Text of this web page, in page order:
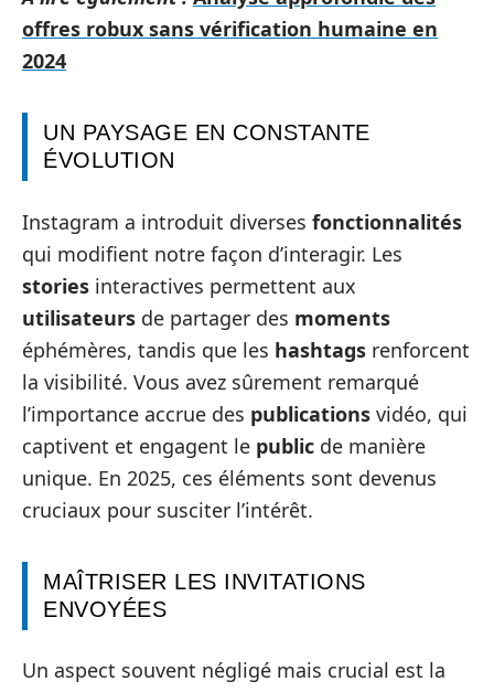
offres robux sans vérification humaine en
2024
UN PAYSAGE EN CONSTANTE
ÉVOLUTION
Instagram a introduit diverses fonctionnalités
qui modifient notre façon d’interagir. Les
stories interactives permettent aux
utilisateurs de partager des moments
éphémères, tandis que les hashtags renforcent
la visibilité. Vous avez sûrement remarqué
l’importance accrue des publications vidéo, qui
captivent et engagent le public de manière
unique. En 2025, ces éléments sont devenus
cruciaux pour susciter l’intérêt.
MAÎTRISER LES INVITATIONS
ENVOYÉES
Un aspect souvent négligé mais crucial est la